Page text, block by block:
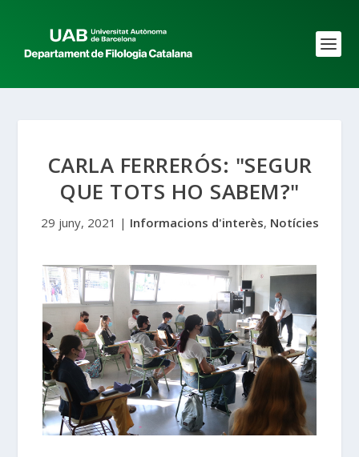
CARLA FERRERÓS: "SEGUR
QUE TOTS HO SABEM?"
29 juny, 2021 | Informacions d'interès, Notícies